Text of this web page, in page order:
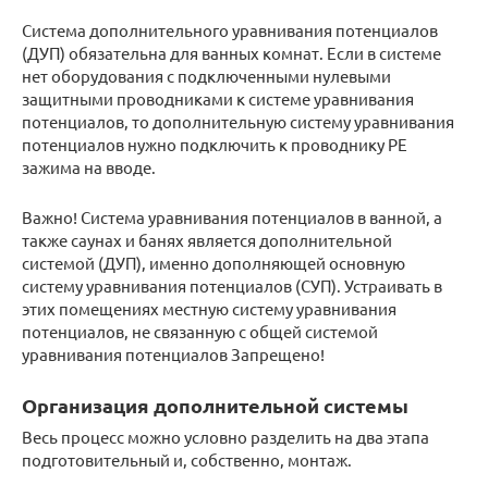
Система дополнительного уравнивания потенциалов
(ДУП) обязательна для ванных комнат. Если в системе
нет оборудования с подключенными нулевыми
защитными проводниками к системе уравнивания
потенциалов, то дополнительную систему уравнивания
потенциалов нужно подключить к проводнику PE
зажима на вводе.
Важно! Система уравнивания потенциалов в ванной, а
также саунах и банях является дополнительной
системой (ДУП), именно дополняющей основную
систему уравнивания потенциалов (СУП). Устраивать в
этих помещениях местную систему уравнивания
потенциалов, не связанную с общей системой
уравнивания потенциалов Запрещено!
Организация дополнительной системы
Весь процесс можно условно разделить на два этапа
подготовительный и, собственно, монтаж.